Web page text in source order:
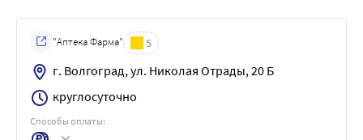
"Аптека Фарма" 5
г. Волгоград, ул. Николая Отрады, 20 Б
круглосуточно
Способы оплаты: